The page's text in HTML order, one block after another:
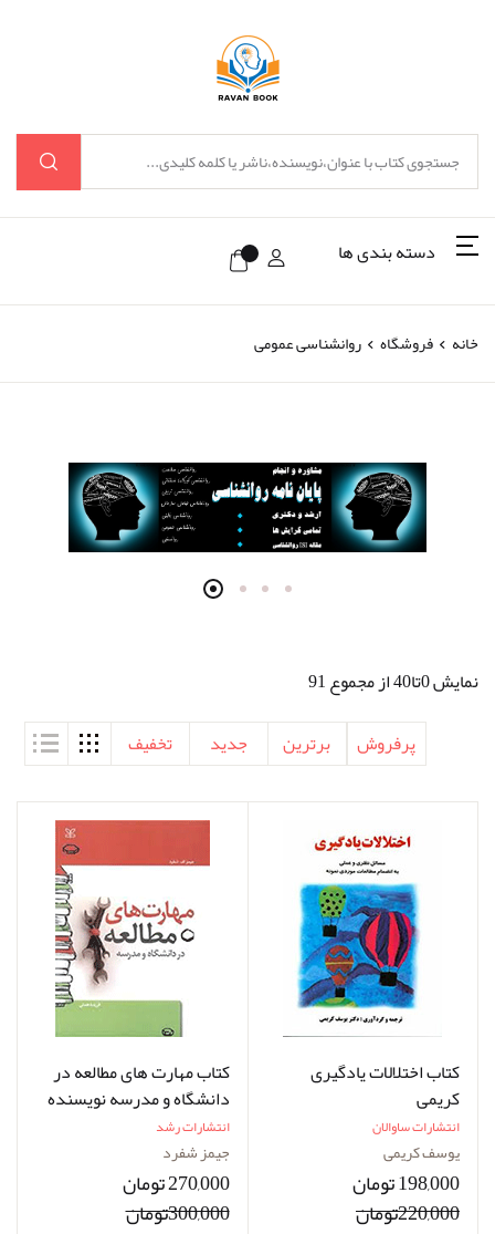
دسته بندی ها
خانه فروشگاه روانشناسی عمومی
نمایش 0تا40 از مجموع 91
پرفروش
برترین جدید تخفیف
کتاب اختلالات یادگیری
کریمی
انتشارات ساوالان
یوسف کریمی
198,000 تومان
220,000تومان
کتاب مهارت های مطالعه در
دانشگاه و مدرسه نویسنده
همتی
انتشارات رشد
جیمز شفرد
270,000 تومان
300,000تومان